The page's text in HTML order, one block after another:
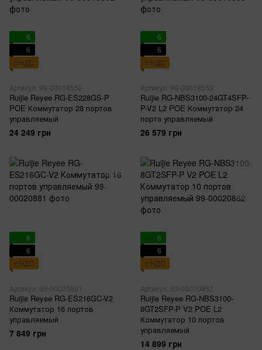
6
6
с НДС
Артикул: 99-00018552
Ruijie Reyee RG-ES228GS-P
POE Коммутатор 28 портов
управляемый
24 249 грн
6
6
с НДС
Артикул: 99-00018553
Ruijie RG-NBS3100-24GT4SFP-
P-V2 L2 POE Коммутатор 24
порта управляемый
26 579 грн
6
6
с НДС
Артикул: 99-00020881
Ruijie Reyee RG-ES216GC-V2
Коммутатор 16 портов
управляемый
7 849 грн
6
6
с НДС
Артикул: 99-00020882
Ruijie Reyee RG-NBS3100-
8GT2SFP-P V2 POE L2
Коммутатор 10 портов
управляемый
14 899 грн